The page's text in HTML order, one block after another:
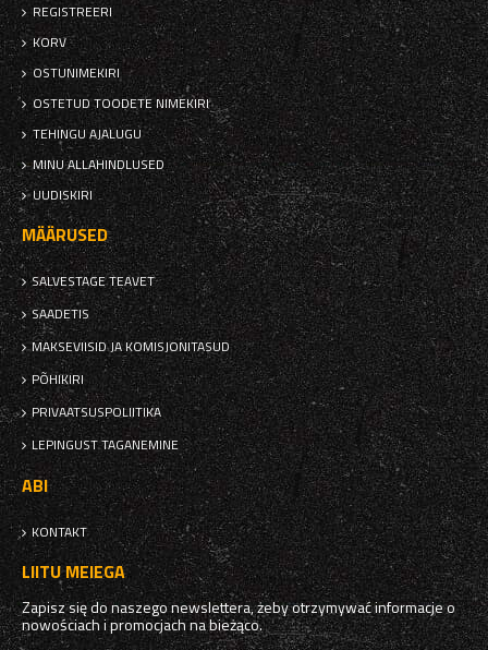
REGISTREERI
KORV
OSTUNIMEKIRI
OSTETUD TOODETE NIMEKIRI
TEHINGU AJALUGU
MINU ALLAHINDLUSED
UUDISKIRI
MÄÄRUSED
SALVESTAGE TEAVET
SAADETIS
MAKSEVIISID JA KOMISJONITASUD
PÕHIKIRI
PRIVAATSUSPOLIITIKA
LEPINGUST TAGANEMINE
ABI
KONTAKT
LIITU MEIEGA
Zapisz się do naszego newslettera, żeby otrzymywać informacje o
nowościach i promocjach na bieżąco.